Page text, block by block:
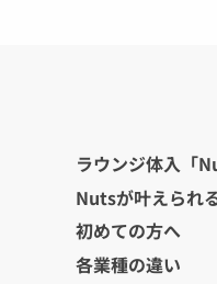
ラウンジ体入「
Nutsが叶えられ
初めての方へ
各業種の違い